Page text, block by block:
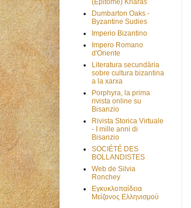
(Epitome) Kriaras
Dumbarton Oaks -
Byzantine Sudies
Imperio Bizantino
Impero Romano
d'Oriente
Literatura secundària
sobre cultura bizantina
a la xarxa
Porphyra, la prima
rivista online su
Bisanzio
Rivista Storica Virtuale
- I mille anni di
Bisanzio
SOCIÉTÉ DES
BOLLANDISTES
Web de Silvia
Ronchey
Εγκυκλοπαίδεια
Μείζονος Ελληνισμού